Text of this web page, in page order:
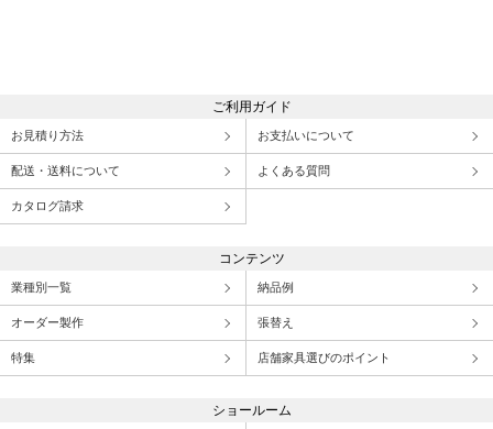
ご利用ガイド
お見積り方法 お支払いについて
配送・送料について よくある質問
カタログ請求
コンテンツ
業種別一覧 納品例
オーダー製作 張替え
特集 店舗家具選びのポイント
ショールーム